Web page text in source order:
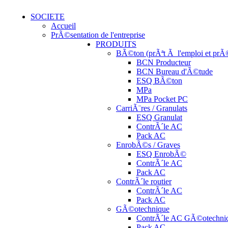
SOCIETE
Accueil
PrÃ©sentation de l'entreprise
PRODUITS
BÃ©ton (prÃªt Ã l'emploi et
BCN Producteur
BCN Bureau d'Ã©tude
ESQ BÃ©ton
MPa
MPa Pocket PC
CarriÃ¨res / Granulats
ESQ Granulat
ContrÃ´le AC
Pack AC
EnrobÃ©s / Graves
ESQ EnrobÃ©
ContrÃ´le AC
Pack AC
ContrÃ´le routier
ContrÃ´le AC
Pack AC
GÃ©otechnique
ContrÃ´le AC